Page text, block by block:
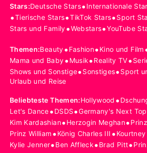
Stars:Deutsche Stars•Internationale
•Tierische Stars•TikTok Stars•Sport
Stars und Family•Webstars•YouTube
Themen:Beauty•Fashion•Kino und Film
Mama und Baby•Musik•Reality TV•
Shows und Sonstige•Sonstiges•Sport
Urlaub und Reise
Beliebteste Themen:Hollywood •
Let's Dance•DSDS•Germany's Next
Kim Kardashian•Herzogin Meghan•
Prinz William •König Charles III •
Kylie Jenner•Ben Affleck•Brad Pitt•